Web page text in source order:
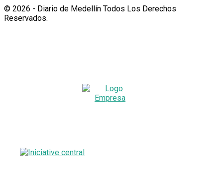
© 2026 - Diario de Medellín Todos Los Derechos
Reservados.